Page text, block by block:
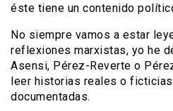
éste tiene un contenido
No siempre vamos a estar
reflexiones marxistas, yo he
Asensi, Pérez-Reverte o
leer historias reales o
documentadas.